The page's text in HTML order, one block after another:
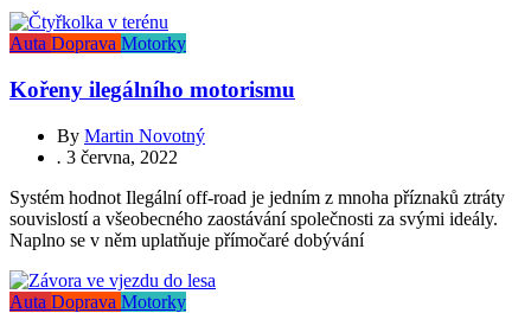
Auta Doprava Motorky
Kořeny ilegálního motorismu
By Martin Novotný
. 3 června, 2022
Systém hodnot Ilegální off-road je jedním z mnoha příznaků ztráty
souvislostí a všeobecného zaostávání společnosti za svými ideály.
Naplno se v něm uplatňuje přímočaré dobývání
Auta Doprava Motorky